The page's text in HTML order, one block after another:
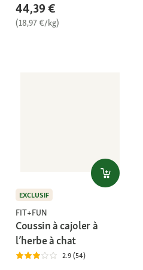
44,39 €
(18,97 €/kg)
EXCLUSIF
FIT+FUN
Coussin à cajoler à
l’herbe à chat
2.9 (54)